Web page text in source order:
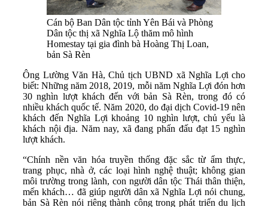
Cán bộ Ban Dân tộc tỉnh Yên Bái và Phòng
Dân tộc thị xã Nghĩa Lộ thăm mô hình
Homestay tại gia đình bà Hoàng Thị Loan,
bản Sà Rèn
Ông Lường Văn Hà, Chủ tịch UBND xã Nghĩa Lợi cho
biết: Những năm 2018, 2019, mỗi năm Nghĩa Lợi đón hơn
30 nghìn lượt khách đến với bản Sà Rèn, trong đó có
nhiều khách quốc tế. Năm 2020, do đại dịch Covid-19 nên
khách đến Nghĩa Lợi khoảng 10 nghìn lượt, chủ yếu là
khách nội địa. Năm nay, xã đang phấn đấu đạt 15 nghìn
lượt khách.
“Chính nền văn hóa truyền thống đặc sắc từ ẩm thực,
trang phục, nhà ở, các loại hình nghệ thuật; không gian
môi trường trong lành, con người dân tộc Thái thân thiện,
mến khách… đã giúp người dân xã Nghĩa Lợi nói chung,
bản Sà Rèn nói riêng thành công trong phát triển du lịch